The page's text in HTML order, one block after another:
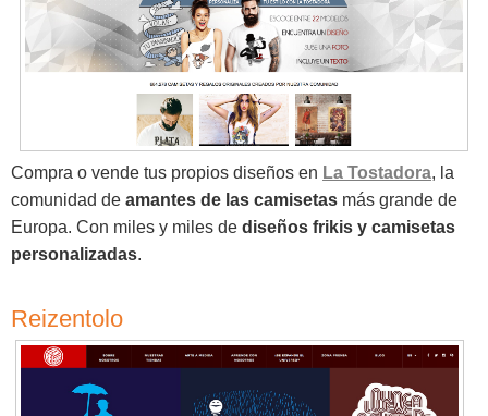
Compra o vende tus propios diseños en La Tostadora, la
comunidad de amantes de las camisetas más grande de
Europa. Con miles y miles de diseños frikis y camisetas
personalizadas.
Reizentolo